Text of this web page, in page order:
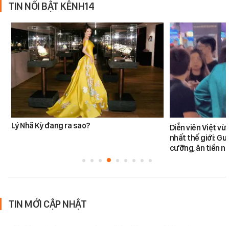
TIN NỔI BẬT KÊNH14
Lý Nhã Kỳ đang ra sao?
Diễn viên Việt
nhất thế giới:
cưỡng, ăn tiền
TIN MỚI CẬP NHẬT